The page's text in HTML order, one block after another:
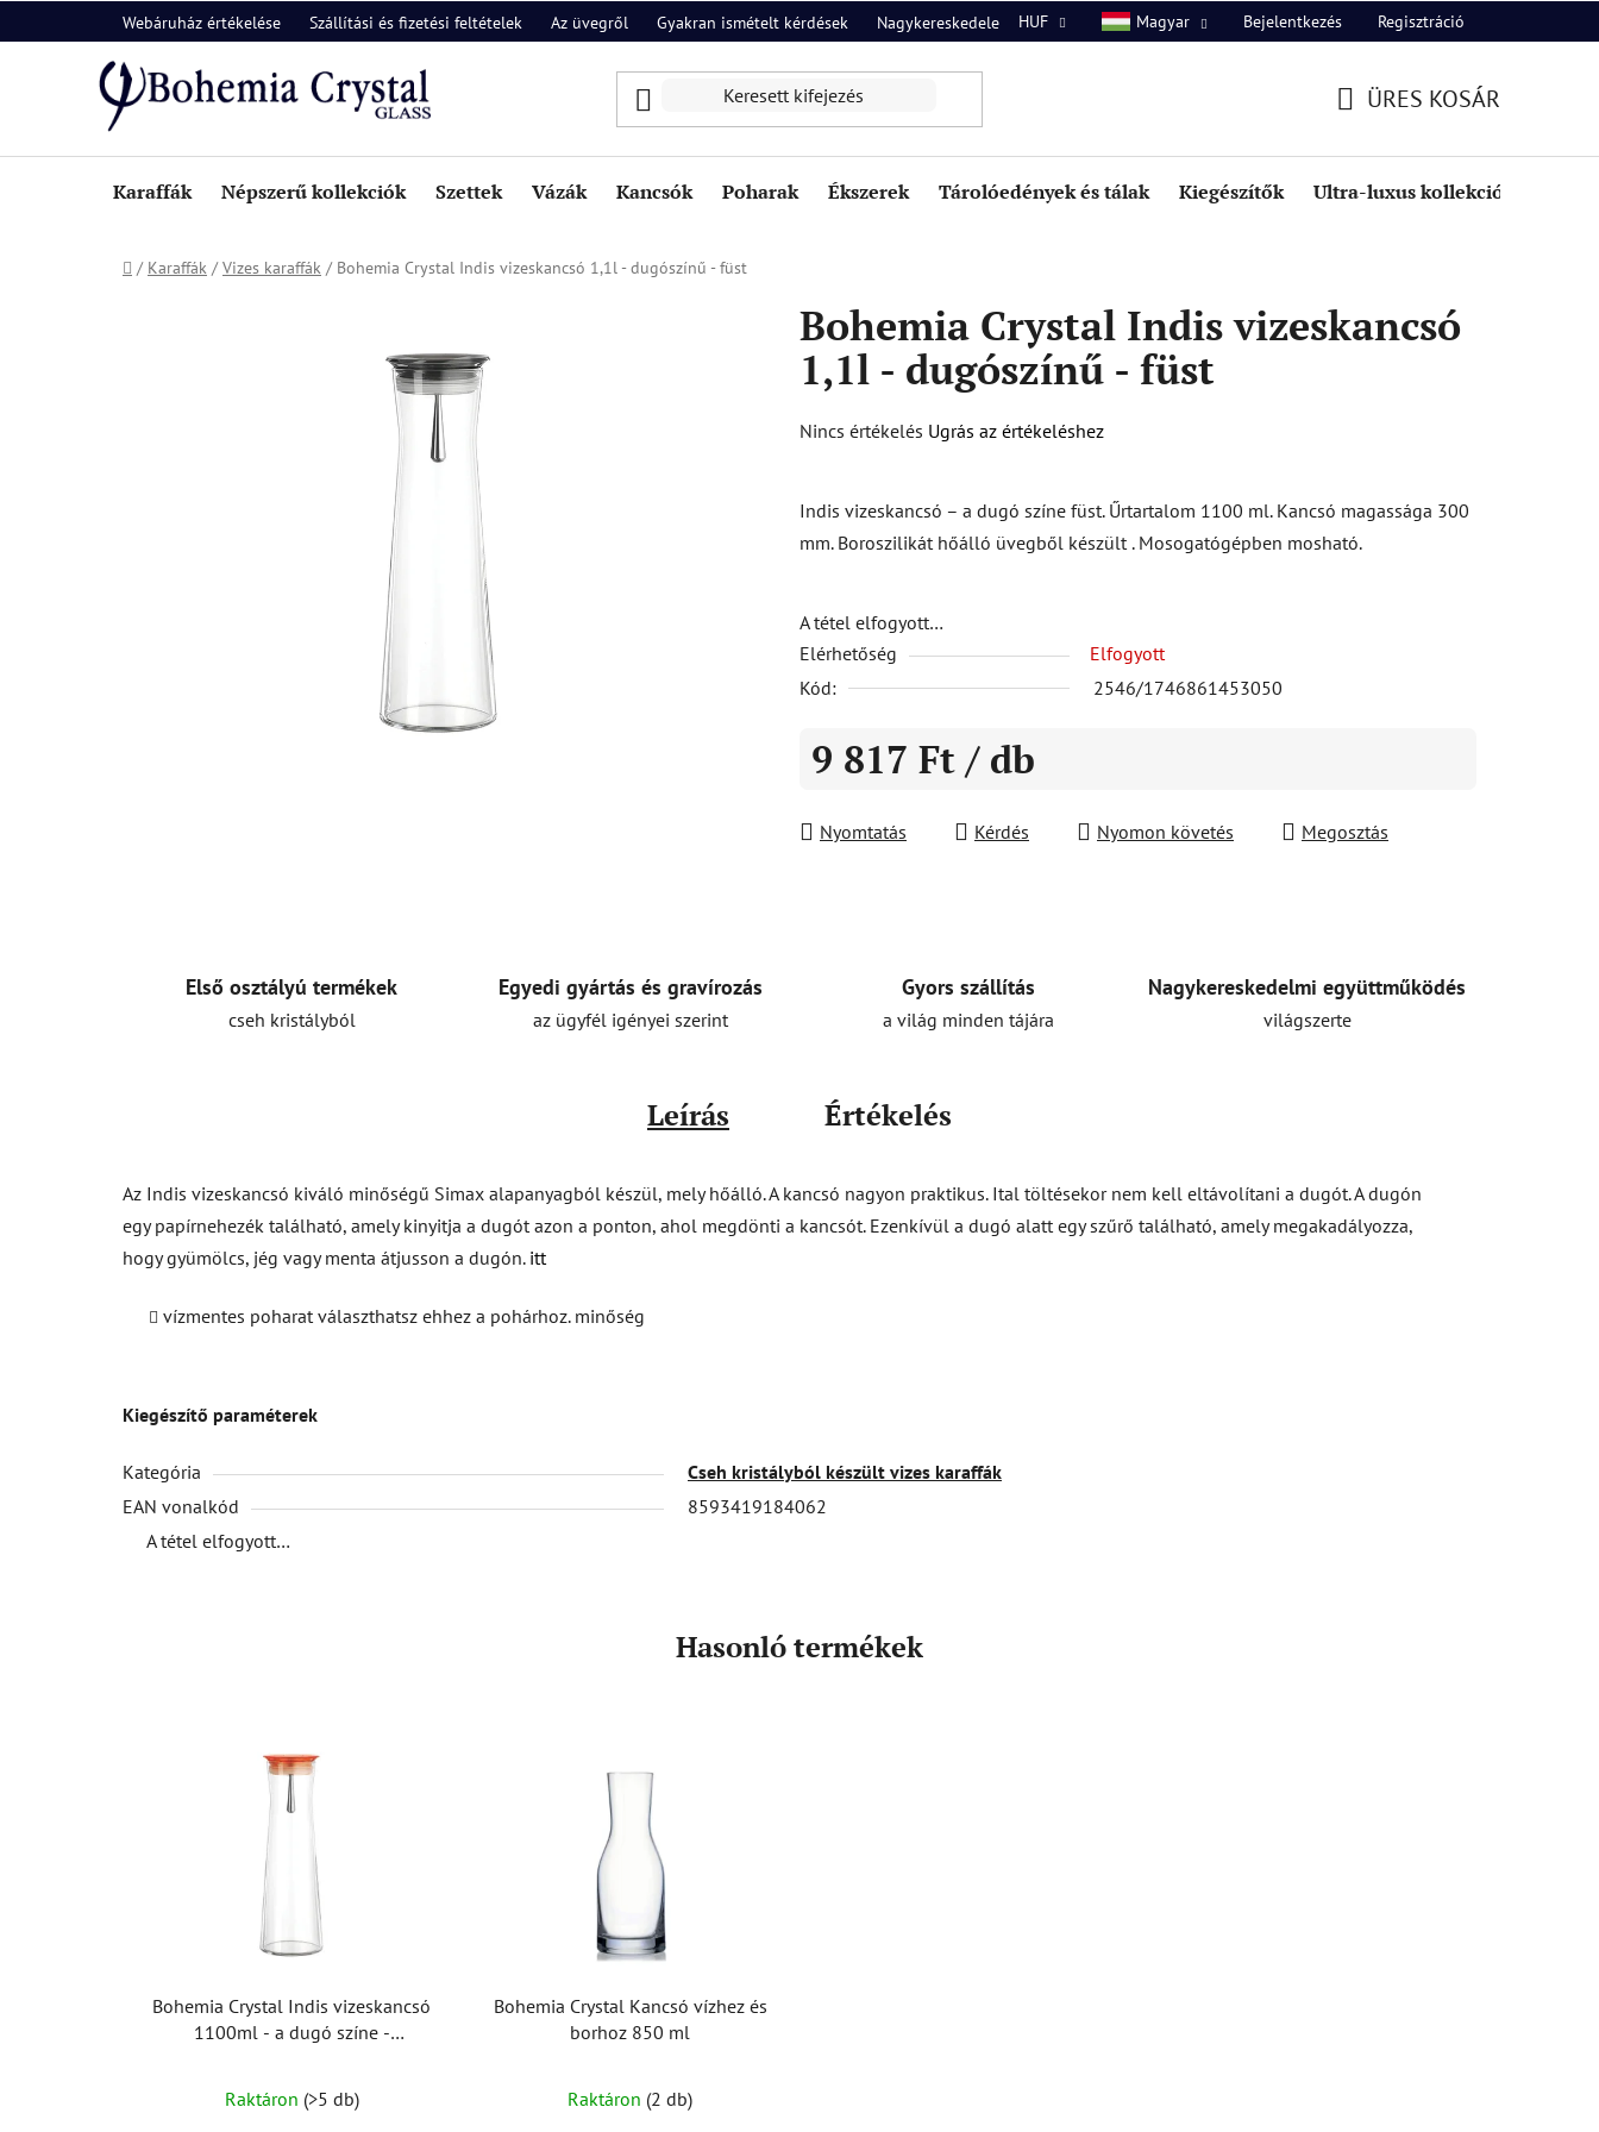
a
Webáruház értékelése Szállítási és fizetési feltételek Az üvegről Gyakran ismételt kérdések Nagykereskedelem Rólunk Kapcsolat
HUF Magyar Bejelentkezés Regisztráció
ÜRES KOSÁR
Karaffák Népszerű kollekciók Szettek Vázák Kancsók Poharak Ékszerek Tárolóedények és tálak Kiegészítők Ultra-luxus kollekció
Kezdőlap
/ Karaffák / Vizes karaffák / Bohemia Crystal Indis vizeskancsó 1,1l - dugószínű - füst
Bohemia Crystal Indis vizeskancsó
1,1l - dugószínű - füst
A
értékelése
5-
0,0
csillag.
Nincs értékelés Ugrás az értékeléshez
Indis vizeskancsó – a dugó színe füst. Űrtartalom 1100 ml. Kancsó magassága 300
mm. Boroszilikát hőálló üvegből készült . Mosogatógépben mosható.
A tétel elfogyott…
Elérhetőség
Elfogyott
Kód:
2546/1746861453050
9 817 Ft / db
Nyomtatás
Kérdés Nyomon követés Megosztás
Első osztályú termékek
cseh kristályból
Egyedi gyártás és gravírozás
az ügyfél igényei szerint
Gyors szállítás
a világ minden tájára
Nagykereskedelmi együttműködés
világszerte
Leírás Értékelés
Az Indis vizeskancsó kiváló minőségű Simax alapanyagból készül, mely hőálló. A kancsó nagyon praktikus. Ital töltésekor nem kell eltávolítani a dugót. A dugón
egy papírnehezék található, amely kinyitja a dugót azon a ponton, ahol megdönti a kancsót. Ezenkívül a dugó alatt egy szűrő található, amely megakadályozza,
hogy gyümölcs, jég vagy menta átjusson a dugón. itt
vízmentes poharat választhatsz ehhez a pohárhoz. minőség
Kiegészítő paraméterek
Kategória
Cseh kristályból készült vizes karaffák
EAN vonalkód
8593419184062
A tétel elfogyott…
Hasonló termékek
Bohemia Crystal Indis vizeskancsó
1100ml - a dugó színe -
termék
Raktáron (>5 db)
Bohemia Crystal Kancsó vízhez és
borhoz 850 ml
Raktáron (2 db)